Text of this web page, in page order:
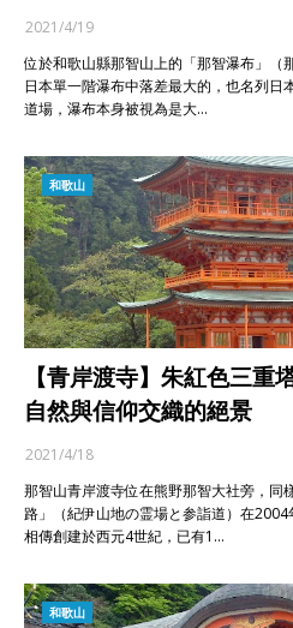
2021/4/19
位於和歌山縣那智山上的「那智瀑布」（
日本單一階瀑布中落差最大的，也名列日
道場，瀑布本身被視為是大…
和歌山
【青岸渡寺】朱紅色三
自然與信仰交織的絕景
2021/4/18
那智山青岸渡寺位在熊野那智大社旁，同
路」（紀伊山地の霊場と参詣道）在
相傳創建於西元4世紀，已有1…
和歌山